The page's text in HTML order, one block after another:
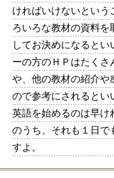
ければいけないという
ろいろな教材の資料を
してお決めになると
ーの方のＨＰはたくさ
や、他の教材の紹介や
ので参考にされるとい
英語を始めるのは早け
のうち、それも１日で
すよ。